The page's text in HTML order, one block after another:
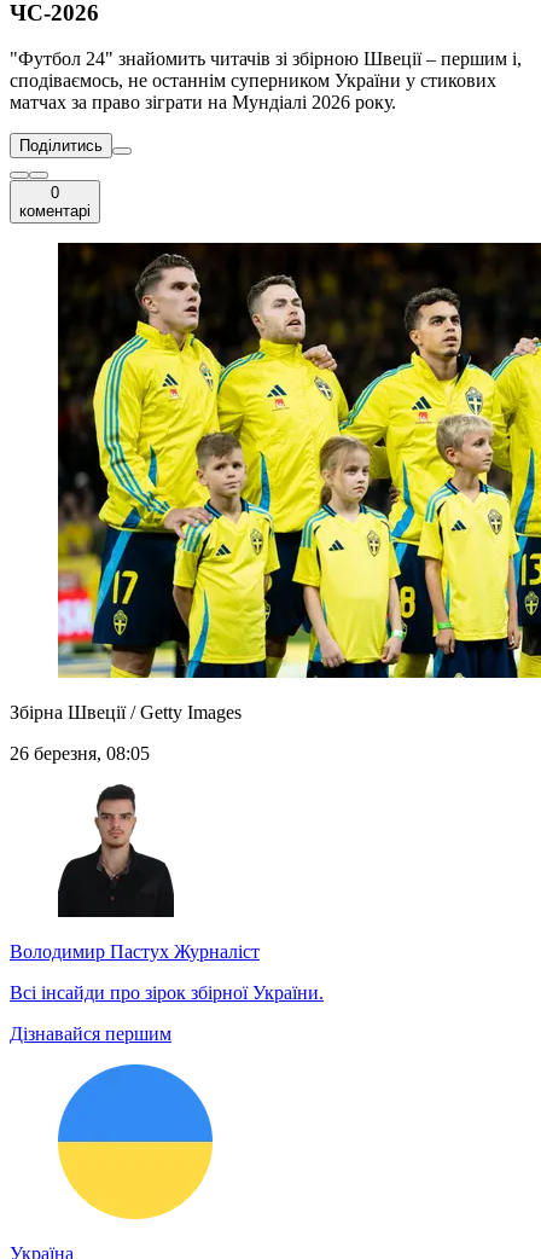
ЧС-2026
"Футбол 24" знайомить читачів зі збірною Швеції – першим і,
сподіваємось, не останнім суперником України у стикових
матчах за право зіграти на Мундіалі 2026 року.
Поділитись
0
коментарі
Збірна Швеції / Getty Images
26 березня, 08:05
Володимир Пастух Журналіст
Всі інсайди про зірок збірної України.
Дізнавайся першим
Україна